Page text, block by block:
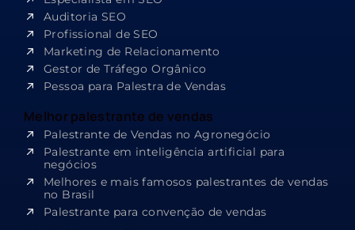
Auditoria SEO
Profissional de SEO
Marketing de Relacionamento
Gestor de Tráfego Orgânico
Pessoa para Palestra de Vendas
Melhor palestrante de vendas
Palestrante de Vendas no Agronegócio
Palestrante em inteligência artificial para
negócios
Melhores e mais famosos palestrantes de vendas
no Brasil
Palestrante para convenção de vendas